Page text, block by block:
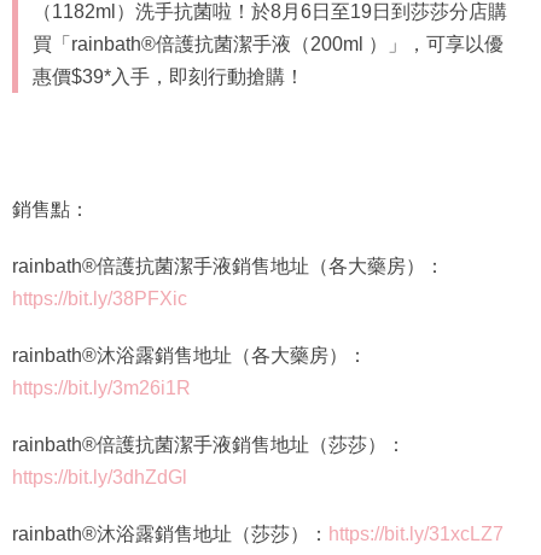
（1182ml）洗手抗菌啦！於8月6日至19日到莎莎分店購
買「rainbath®倍護抗菌潔手液（200ml ）」，可享以優
惠價$39*入手，即刻行動搶購！
銷售點：
rainbath®倍護抗菌潔手液銷售地址（各大藥房）：
https://bit.ly/38PFXic
rainbath®沐浴露銷售地址（各大藥房）：
https://bit.ly/3m26i1R
rainbath®倍護抗菌潔手液銷售地址（莎莎）：
https://bit.ly/3dhZdGl
rainbath®沐浴露銷售地址（莎莎）： https://bit.ly/31xcLZ7